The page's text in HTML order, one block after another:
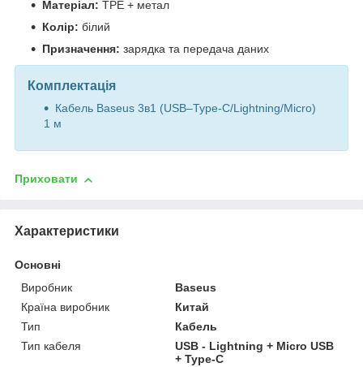
Матеріал: TPE + метал
Колір: білий
Призначення: зарядка та передача даних
Комплектація
Кабель Baseus 3в1 (USB–Type-C/Lightning/Micro)
1 м
Приховати
Характеристики
Основні
Виробник
Baseus
Країна виробник
Китай
Тип
Кабель
Тип кабеля
USB - Lightning + Micro USB
+ Type-C